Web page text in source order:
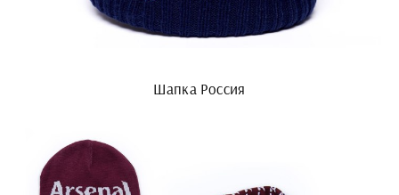
Шапка Россия